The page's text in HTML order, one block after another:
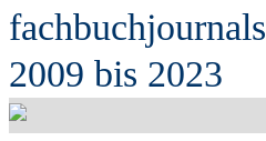
fachbuchjournals
2009 bis 2023